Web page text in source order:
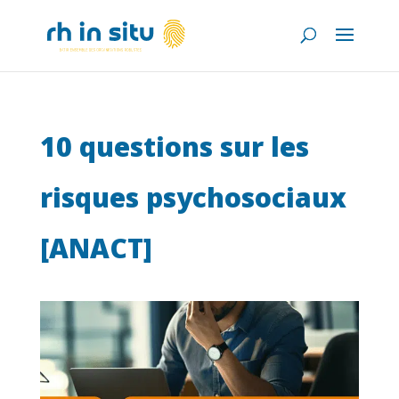
10 questions sur les
risques psychosociaux
[ANACT]